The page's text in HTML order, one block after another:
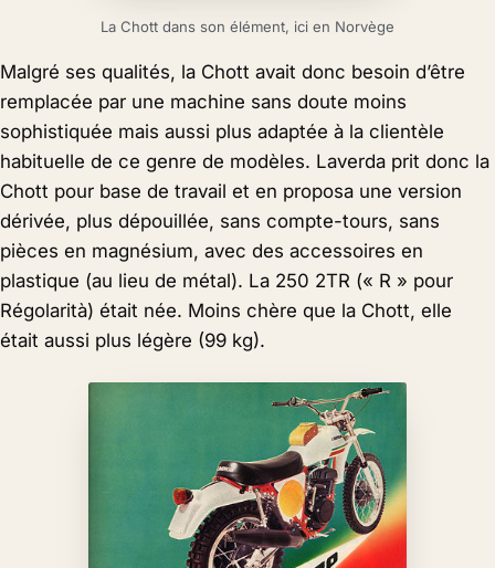
La Chott dans son élément, ici en Norvège
Malgré ses qualités, la Chott avait donc besoin d’être
remplacée par une machine sans doute moins
sophistiquée mais aussi plus adaptée à la clientèle
habituelle de ce genre de modèles. Laverda prit donc la
Chott pour base de travail et en proposa une version
dérivée, plus dépouillée, sans compte-tours, sans
pièces en magnésium, avec des accessoires en
plastique (au lieu de métal). La 250 2TR (« R » pour
Régolarità) était née. Moins chère que la Chott, elle
était aussi plus légère (99 kg).